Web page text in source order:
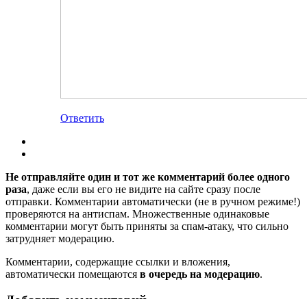
Ответить
Не отправляйте один и тот же комментарий более одного
раза, даже если вы его не видите на сайте сразу после
отправки. Комментарии автоматически (не в ручном режиме!)
проверяются на антиспам. Множественные одинаковые
комментарии могут быть приняты за спам-атаку, что сильно
затрудняет модерацию.
Комментарии, содержащие ссылки и вложения,
автоматически помещаются в очередь на модерацию.